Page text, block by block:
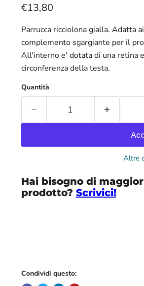
Prezzo attuale
€13,80
Parrucca ricciolona gialla. Adatta
complemento sgargiante per il
All'interno e' dotata di una retina
circonferenza della testa.
Quantità
Altre
Hai bisogno di
prodotto? Scrivici!
Condividi questo: